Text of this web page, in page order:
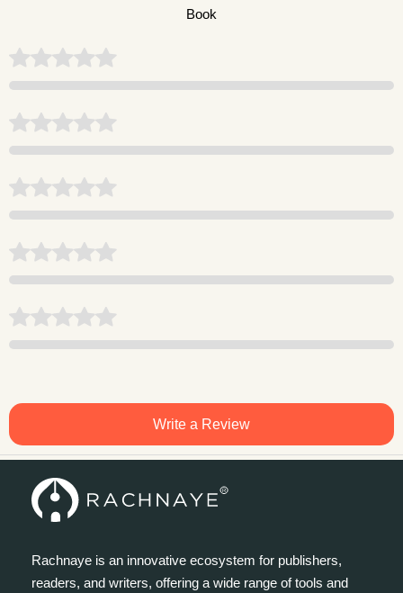
Book
Write a Review
Rachnaye is an innovative ecosystem for publishers,
readers, and writers, offering a wide range of tools and